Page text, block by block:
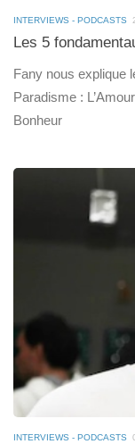
INTERVIEWS - PODCASTS
Les 5
Fany nous explique
Paradisme :
Bonheur
INTERVIEWS - PODCASTS